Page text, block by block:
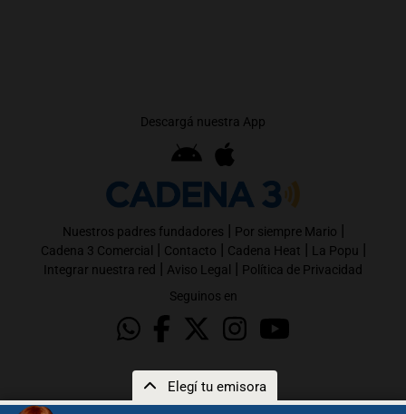
Elegí tu emisora
Descargá nuestra App
Nuestros padres fundadores | Por siempre Mario |
Cadena 3 Comercial | Contacto | Cadena Heat | La Popu |
Integrar nuestra red | Aviso Legal | Política de Privacidad
Seguinos en